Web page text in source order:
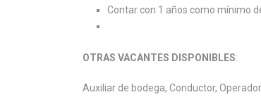
Contar con 1 años como mínimo
OTRAS VACANTES DISPONIBLES:
Auxiliar de bodega, Conductor,